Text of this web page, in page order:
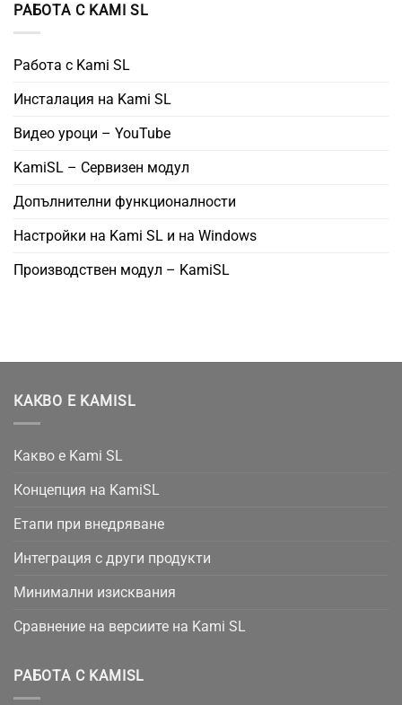
РАБОТА С KAMI SL
Работа с Kami SL
Инсталация на Kami SL
Видео уроци – YouTube
KamiSL – Сервизен модул
Допълнителни функционалности
Настройки на Kami SL и на Windows
Производствен модул – KamiSL
КАКВО Е KAMISL
Какво е Kami SL
Концепция на KamiSL
Етапи при внедряване
Интеграция с други продукти
Минимални изисквания
Сравнение на версиите на Kami SL
РАБОТА С KAMISL